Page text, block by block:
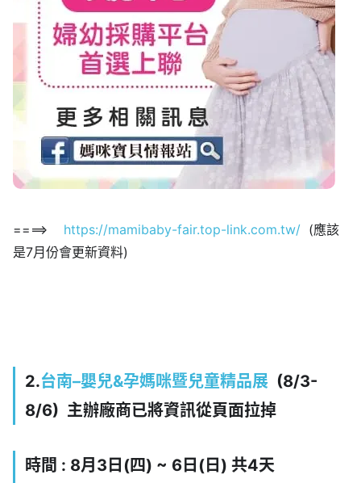
====> https://mamibaby-fair.top-link.com.tw/ (應該
是7月份會更新資料)
2.台南–嬰兒&孕媽咪暨兒童精品展 (8/3-
8/6) 主辦廠商已將資訊從頁面拉掉
時間 : 8月3日 (四) ~ 6 日(日) 共4天